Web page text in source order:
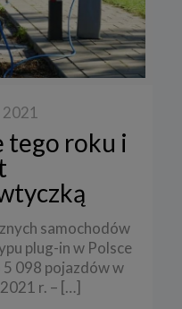
2021
tego roku i
samochodów
plug-in w Polsce
098 pojazdów w
r. – […]